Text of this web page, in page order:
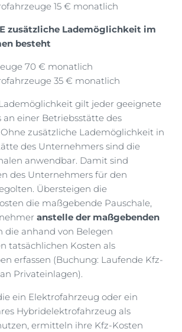
15 € monatlich
zusätzliche Lademöglichkeit im
besteht
70 € monatlich
35 € monatlich
gilt jeder geeignete
an einer Betriebsstätte des
zusätzliche Lademöglichkeit in
des Unternehmers sind die
anwendbar. Damit sind
des Unternehmers für den
Übersteigen die
die maßgebende Pauschale,
anstelle der maßgebenden
die anhand von Belegen
tatsächlichen Kosten als
erfassen (Buchung: Laufende Kfz-
Privateinlagen).
ein Elektrofahrzeug oder ein
Hybridelektrofahrzeug als
ermitteln ihre Kfz-Kosten